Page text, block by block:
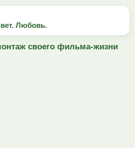
Любовь.
своего фильма-жизни